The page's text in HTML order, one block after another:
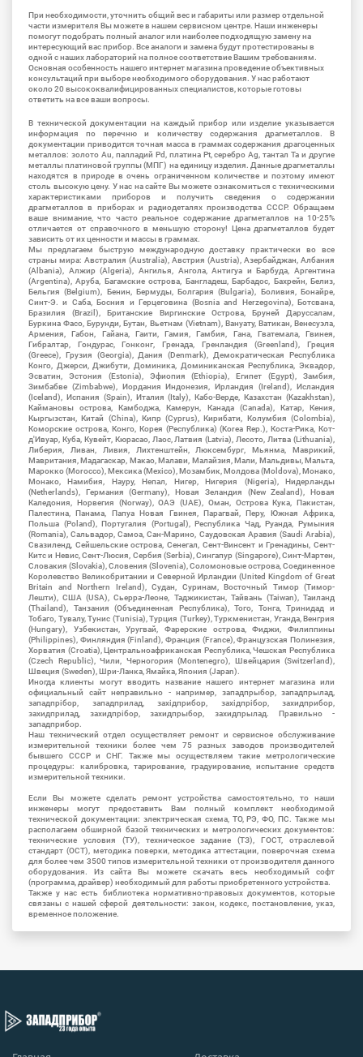
При необходимости, уточнить общий вес и габариты или размер отдельной
части измерителя Вы можете в нашем сервисном центре. Наши инженеры
помогут подобрать полный аналог или наиболее подходящую замену на
интересующий вас прибор. Все аналоги и замена будут протестированы в
одной с наших лабораторий на полное соответствие Вашим требованиям.
Основная особенность нашего интернет магазина проведение объективных
консультаций при выборе необходимого оборудования. У нас работают
около 20 высококвалифицированных специалистов, которые готовы
ответить на все ваши вопросы.
В технической документации на каждый прибор или изделие указывается
информация по перечню и количеству содержания драгметаллов. В
документации приводится точная масса в граммах содержания драгоценных
металлов: золото Au, палладий Pd, платина Pt, серебро Ag, тантал Ta и другие
металлы платиновой группы (МПГ) на единицу изделия. Данные драгметаллы
находятся в природе в очень ограниченном количестве и поэтому имеют
столь высокую цену. У нас на сайте Вы можете ознакомиться с техническими
характеристиками приборов и получить сведения о содержании
драгметаллов в приборах и радиодеталях производства СССР. Обращаем
ваше внимание, что часто реальное содержание драгметаллов на 10-25%
отличается от справочного в меньшую сторону! Цена драгметаллов будет
зависить от их ценности и массы в граммах.
Мы предлагаем быструю международную доставку практически во все
страны мира: Австралия (Australia), Австрия (Austria), Азербайджан, Албания
(Albania), Алжир (Algeria), Ангилья, Ангола, Антигуа и Барбуда, Аргентина
(Argentina), Аруба, Багамские острова, Бангладеш, Барбадос, Бахрейн, Белиз,
Бельгия (Belgium), Бенин, Бермуды, Болгария (Bulgaria), Боливия, Бонайре,
Синт-Э. и Саба, Босния и Герцеговина (Bosnia and Herzegovina), Ботсвана,
Бразилия (Brazil), Британские Виргинские Острова, Бруней Даруссалам,
Буркина Фасо, Бурунди, Бутан, Вьетнам (Vietnam), Вануату, Ватикан, Венесуэла,
Армения, Габон, Гайана, Гаити, Гамия, Гамбия, Гана, Гватемала, Гвинея,
Гибралтар, Гондурас, Гонконг, Гренада, Гренландия (Greenland), Греция
(Greece), Грузия (Georgia), Дания (Denmark), Демократическая Республика
Конго, Джерси, Джибути, Доминика, Доминиканская Республика, Эквадор,
Эсватин, Эстония (Estonia), Эфиопия (Ethiopia), Египет (Egypt), Замбия,
Зимбабве (Zimbabwe), Иордания Индонезия, Ирландия (Ireland), Исландия
(Iceland), Испания (Spain), Италия (Italy), Кабо-Верде, Казахстан (Kazakhstan),
Каймановы острова, Камбоджа, Камерун, Канада (Canada), Катар, Кения,
Кыргызстан, Китай (China), Кипр (Cyprus), Кирибати, Колумбия (Colombia),
Коморские острова, Конго, Корея (Республика) (Korea Rep.), Коста-Рика, Кот-
д'Ивуар, Куба, Кувейт, Кюрасао, Лаос, Латвия (Latvia), Лесото, Литва (Lithuania),
Либерия, Ливан, Ливия, Лихтенштейн, Люксембург, Мьянма, Маврикий,
Мавритания, Мадагаскар, Макао, Малави, Малайзия, Мали, Мальдивы, Мальта,
Марокко (Morocco), Мексика (Mexico), Мозамбик, Молдова (Moldova), Монако,
Монако, Намибия, Науру, Непал, Нигер, Нигерия (Nigeria), Нидерланды
(Netherlands), Германия (Germany), Новая Зеландия (New Zealand), Новая
Каледония, Норвегия (Norway), ОАЭ (UAE), Оман, Острова Кука, Пакистан,
Палестина, Панама, Папуа Новая Гвинея, Парагвай, Перу, Южная Африка,
Польша (Poland), Португалия (Portugal), Республика Чад, Руанда, Румыния
(Romania), Сальвадор, Самоа, Сан-Марино, Саудовская Аравия (Saudi Arabia),
Свазиленд, Сейшельские острова, Сенегал, Сент-Винсент и Гренадины, Сент-
Китс и Невис, Сент-Люсия, Сербия (Serbia), Сингапур (Singapore), Синт-Мартен,
Словакия (Slovakia), Словения (Slovenia), Соломоновые острова, Соединенное
Королевство Великобритании и Северной Ирландии (United Kingdom of Great
Britain and Northern Ireland), Судан, Суринам, Восточный Тимор (Тимор-
Лешти), США (USA), Сьерра-Леоне, Таджикистан, Тайвань (Taiwan), Таиланд
(Thailand), Танзания (Объединенная Республика), Того, Тонга, Тринидад и
Тобаго, Тувалу, Тунис (Tunisia), Турция (Turkey), Туркменистан, Уганда, Венгрия
(Hungary), Узбекистан, Уругвай, Фарерские острова, Фиджи, Филиппины
(Philippines), Финляндия (Finland), Франция (France), Французская Полинезия,
Хорватия (Croatia), Центральноафриканская Республика, Чешская Республика
(Czech Republic), Чили, Черногория (Montenegro), Швейцария (Switzerland),
Швеция (Sweden), Шри-Ланка, Ямайка, Япония (Japan).
Иногда клиенты могут вводить название нашего интернет магазина или
официальный сайт неправильно - например, западпрыбор, западпрылад,
западпрібор, западприлад, західприбор, західпрібор, захидприбор,
захидприлад, захидпрібор, захидпрыбор, захидпрылад. Правильно -
западприбор.
Наш технический отдел осуществляет ремонт и сервисное обслуживание
измерительной техники более чем 75 разных заводов производителей
бывшего СССР и СНГ. Также мы осуществляем такие метрологические
процедуры: калибровка, тарирование, градуирование, испытание средств
измерительной техники.
Если Вы можете сделать ремонт устройства самостоятельно, то наши
инженеры могут предоставить Вам полный комплект необходимой
технической документации: электрическая схема, ТО, РЭ, ФО, ПС. Также мы
располагаем обширной базой технических и метрологических документов:
технические условия (ТУ), техническое задание (ТЗ), ГОСТ, отраслевой
стандарт (ОСТ), методика поверки, методика аттестации, поверочная схема
для более чем 3500 типов измерительной техники от производителя данного
оборудования. Из сайта Вы можете скачать весь необходимый софт
(программа, драйвер) необходимый для работы приобретенного устройства.
Также у нас есть библиотека нормативно-правовых документов, которые
связаны с нашей сферой деятельности: закон, кодекс, постановление, указ,
временное положение.